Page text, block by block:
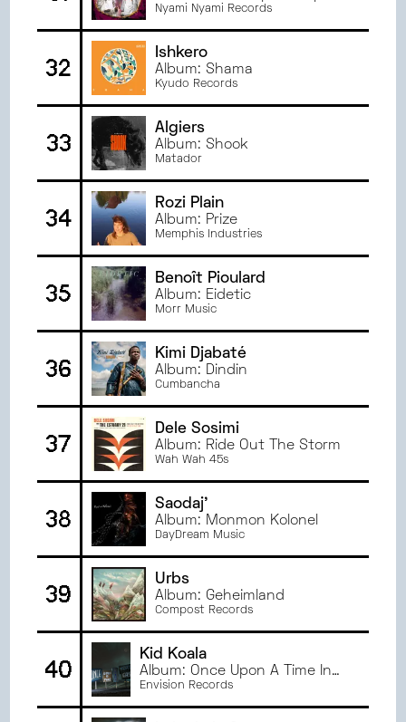
Nyami Nyami Records
32
Ishkero
Album: Shama
Kyudo Records
33
Algiers
Album: Shook
Matador
34
Rozi Plain
Album: Prize
Memphis Industries
35
Benoît Pioulard
Album: Eidetic
Morr Music
36
Kimi Djabaté
Album: Dindin
Cumbancha
37
Dele Sosimi
Album: Ride Out The Storm
Wah Wah 45s
38
Saodaj'
Album: Monmon Kolonel
DayDream Music
39
Urbs
Album: Geheimland
Compost Records
40
Kid Koala
Album: Once Upon A Time In
The Northeast
Envision Records